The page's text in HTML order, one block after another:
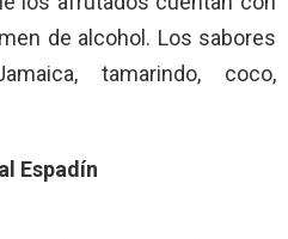
de alcohol. Los sabores
tamarindo, coco,
Espadín